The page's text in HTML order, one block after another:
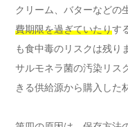
クリーム、バターなどの
費期限を過ぎていたりす
も食中毒のリスクは残り
サルモネラ菌の汚染リス
きる供給源から購入した